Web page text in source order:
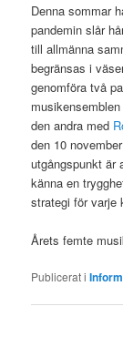
Denna sommar
pandemin slår
till allmänna
begränsas i
genomföra två
den andra med
den 10
utgångspunkt är
känna en
strategi för varje
Årets femte
Publicerat i